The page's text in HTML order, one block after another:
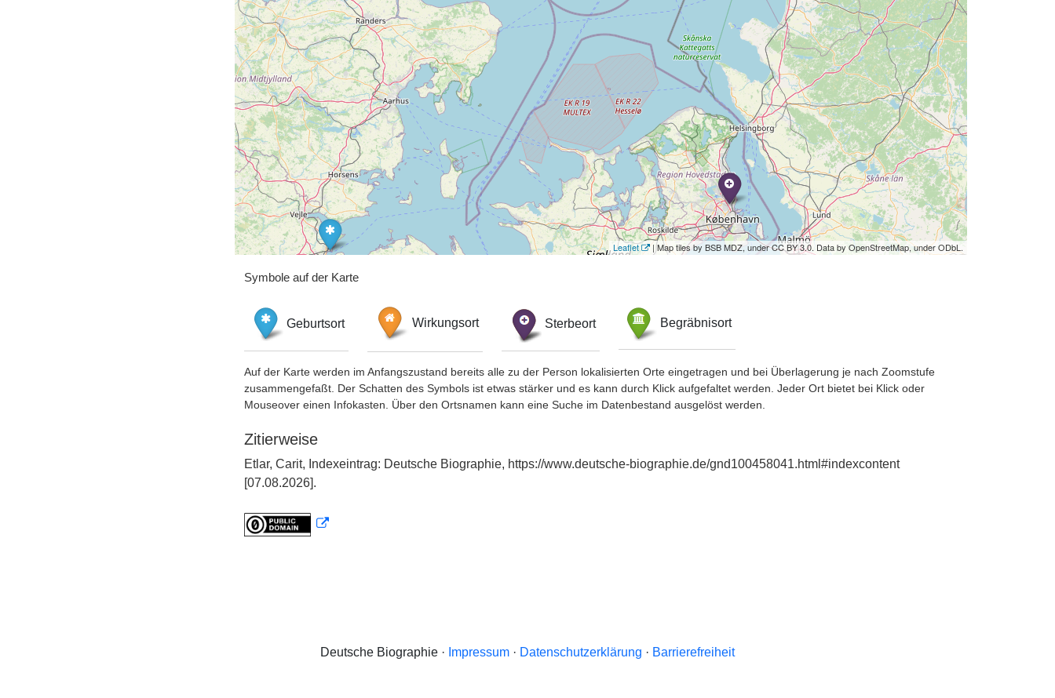
Leaflet | Map tiles by BSB MDZ, under CC BY 3.0. Data by OpenStreetMap, under ODbL.
Symbole auf der Karte
Geburtsort Wirkungsort Sterbeort Begräbnisort
Auf der Karte werden im Anfangszustand bereits alle zu der Person lokalisierten Orte eingetragen und bei Überlagerung je nach Zoomstufe
zusammengefaßt. Der Schatten des Symbols ist etwas stärker und es kann durch Klick aufgefaltet werden. Jeder Ort bietet bei Klick oder
Mouseover einen Infokasten. Über den Ortsnamen kann eine Suche im Datenbestand ausgelöst werden.
Zitierweise
Etlar, Carit, Indexeintrag: Deutsche Biographie, https://www.deutsche-biographie.de/gnd100458041.html#indexcontent
[07.08.2026].
Deutsche Biographie · Impressum · Datenschutzerklärung · Barrierefreiheit